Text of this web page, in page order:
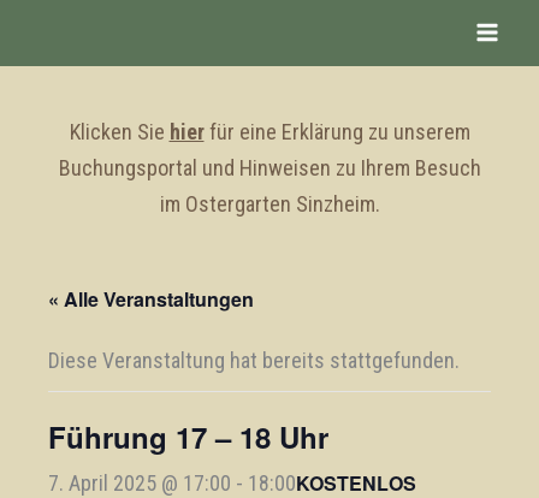
Klicken Sie hier für eine Erklärung zu unserem
Buchungsportal und Hinweisen zu Ihrem Besuch
im Ostergarten Sinzheim.
« Alle Veranstaltungen
Diese Veranstaltung hat bereits stattgefunden.
Führung 17 – 18 Uhr
7. April 2025 @ 17:00 - 18:00KOSTENLOS